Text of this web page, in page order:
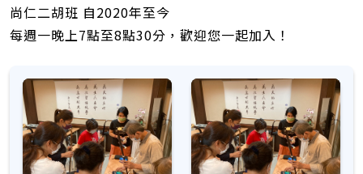
尚仁二胡班 自2020年至今
每週一晚上7點至8點30分，歡迎您一起加入！